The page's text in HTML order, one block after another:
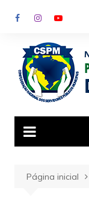
para
conteúdo
Página inicial